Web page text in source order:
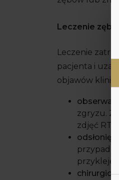
Leczenie
Leczenie
pacjenta i
objawów
zgryzu.
zdjęć RTG,